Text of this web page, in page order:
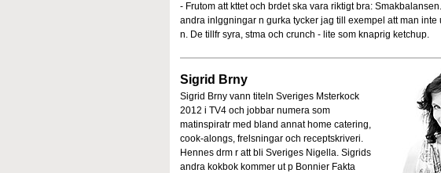
- Frutom att kttet och brdet ska vara riktigt bra:
andra inlggningar n gurka tycker jag till exempel att man inte
n. De tillfr syra, stma och crunch - lite som knaprig ketchup.
Sigrid Brny
Sigrid Brny vann titeln Sveriges Msterkock
2012 i TV4 och jobbar numera som
matinspiratr med bland annat home catering,
cook-alongs, frelsningar och receptskriveri.
Hennes drm r att bli Sveriges Nigella. Sigrids
andra kokbok kommer ut p Bonnier Fakta